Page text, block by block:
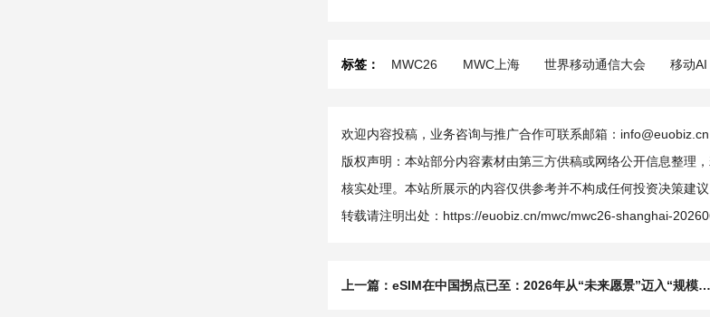
标签： MWC26 MWC上海 世界移动通信大会 移动AI
欢迎内容投稿，业务咨询与推广合作可联系邮箱：info@euobiz.cn
版权声明：本站部分内容素材由第三方供稿或网络公开信息整理
核实处理。本站所展示的内容仅供参考并不构成任何投资决策建
转载请注明出处： https://euobiz.cn/mwc/mwc26-shanghai-
上一篇： eSIM在中国拐点已至：2026年从“未来愿景”迈入“规模落地”